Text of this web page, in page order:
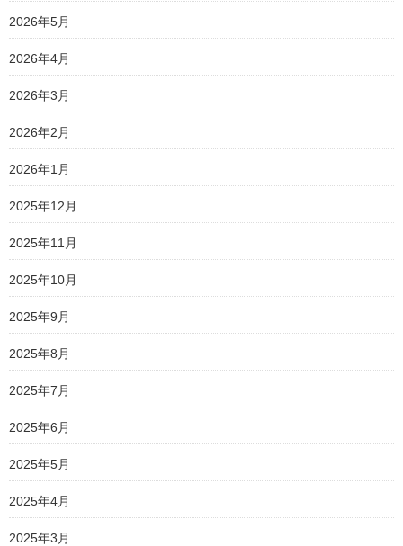
2026年5月
2026年4月
2026年3月
2026年2月
2026年1月
2025年12月
2025年11月
2025年10月
2025年9月
2025年8月
2025年7月
2025年6月
2025年5月
2025年4月
2025年3月